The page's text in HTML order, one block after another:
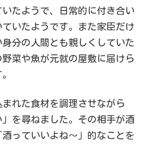
たようで、日常的に付き合い
いたようです。また家臣だけ
分の人間とも親しくしていた
菜や魚が元就の屋敷に届けら
れた食材を調理させながら
」を尋ねました。その相手が酒
っていいよね～」的なことを